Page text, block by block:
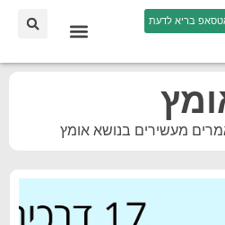
בריא לדעת
מעשירים בנושא אומץ